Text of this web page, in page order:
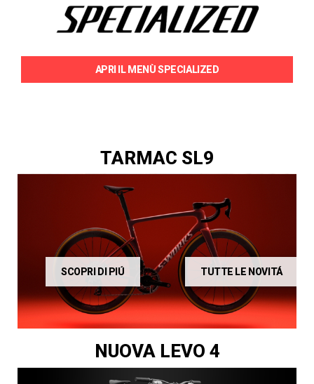
APRI IL MENÙ SPECIALIZED
TARMAC SL9
SCOPRI DI PIÚ TUTTE LE NOVITÁ
NUOVA LEVO 4